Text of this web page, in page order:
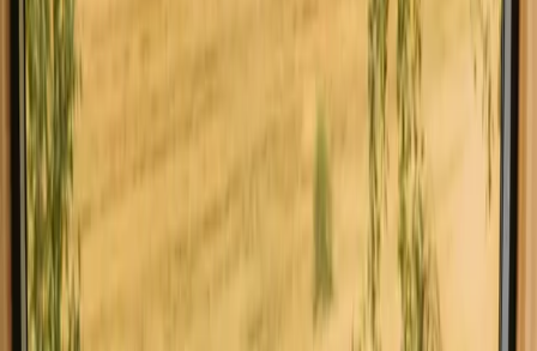
Blåhornet - Glasshytte med panoramautsikt over fjord & fjell
4.9 (
Eidsdal, Norge